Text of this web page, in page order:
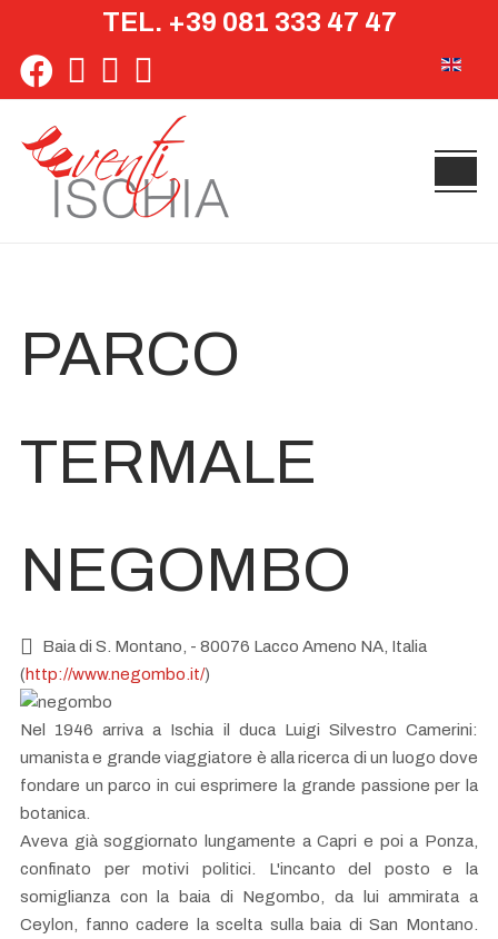
TEL. +39 081 333 47 47
PARCO
TERMALE
NEGOMBO
Baia di S. Montano, - 80076 Lacco Ameno NA, Italia
(http://www.negombo.it/)
Nel 1946 arriva a Ischia il duca Luigi Silvestro Camerini:
umanista e grande viaggiatore è alla ricerca di un luogo dove
fondare un parco in cui esprimere la grande passione per la
botanica.
Aveva già soggiornato lungamente a Capri e poi a Ponza,
confinato per motivi politici. L'incanto del posto e la
somiglianza con la baia di Negombo, da lui ammirata a
Ceylon, fanno cadere la scelta sulla baia di San Montano.